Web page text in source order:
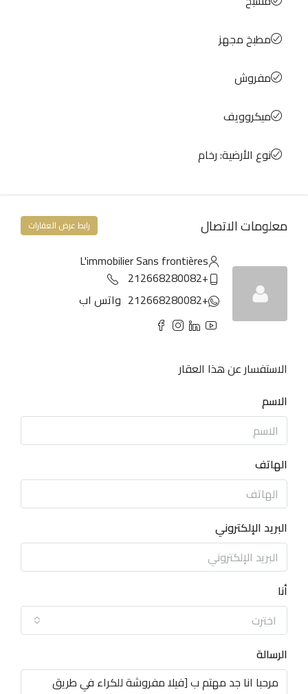
مطبخ مجهز
مفروش
ميكروويف
نوع الأرضية: رخام
معلومات الاتصال رابط عرض العقارات
L'immobilier Sans frontières
+212668280082
+212668280082
واتس اب
الاستفسار عن هذا العقار
الاسم
الهاتف
البريد الإلكتروني
أنا
اخترت
الرسالة